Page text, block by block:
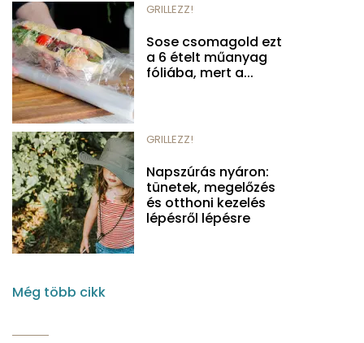
GRILLEZZ!
Sose csomagold ezt
a 6 ételt műanyag
fóliába, mert a...
GRILLEZZ!
Napszúrás nyáron:
tünetek, megelőzés
és otthoni kezelés
lépésről lépésre
Még több cikk